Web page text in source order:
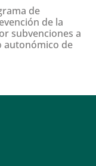
de
de la
subvenciones a
autonómico de